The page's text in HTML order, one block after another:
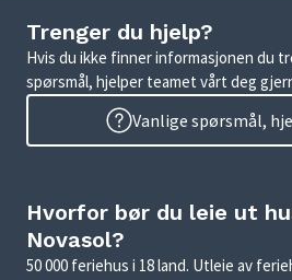
Trenger du hjelp?
Hvis du ikke finner informasjonen du
spørsmål, hjelper teamet vårt deg
Vanlige spørsmål,
Hvorfor bør du leie ut
Novasol?
50 000 feriehus i 18 land. Utleie av